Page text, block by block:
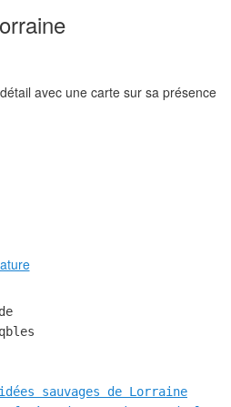
avec une carte sur sa présence
sauvages de Lorraine